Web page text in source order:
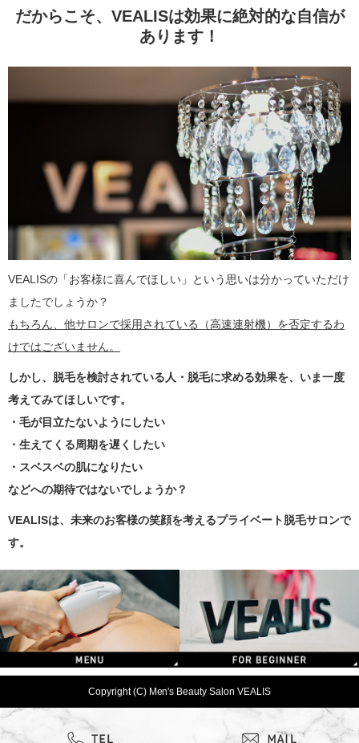
だからこそ、VEALISは効果に絶対的な自信が
あります！
VEALISの「お客様に喜んでほしい」という思いは分かっていただけ
ましたでしょうか？
もちろん、他サロンで採用されている（高速連射機）を否定するわ
けではございません。
しかし、脱毛を検討されている人・脱毛に求める効果を、いま一度
考えてみてほしいです。
・毛が目立たないようにしたい
・生えてくる周期を遅くしたい
・スベスベの肌になりたい
などへの期待ではないでしょうか？
VEALISは、未来のお客様の笑顔を考えるプライベート脱毛サロンで
す。
Copyright (C) Men's Beauty Salon VEALIS